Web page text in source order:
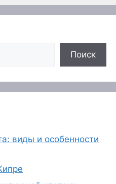
Поиск
виды и особенности